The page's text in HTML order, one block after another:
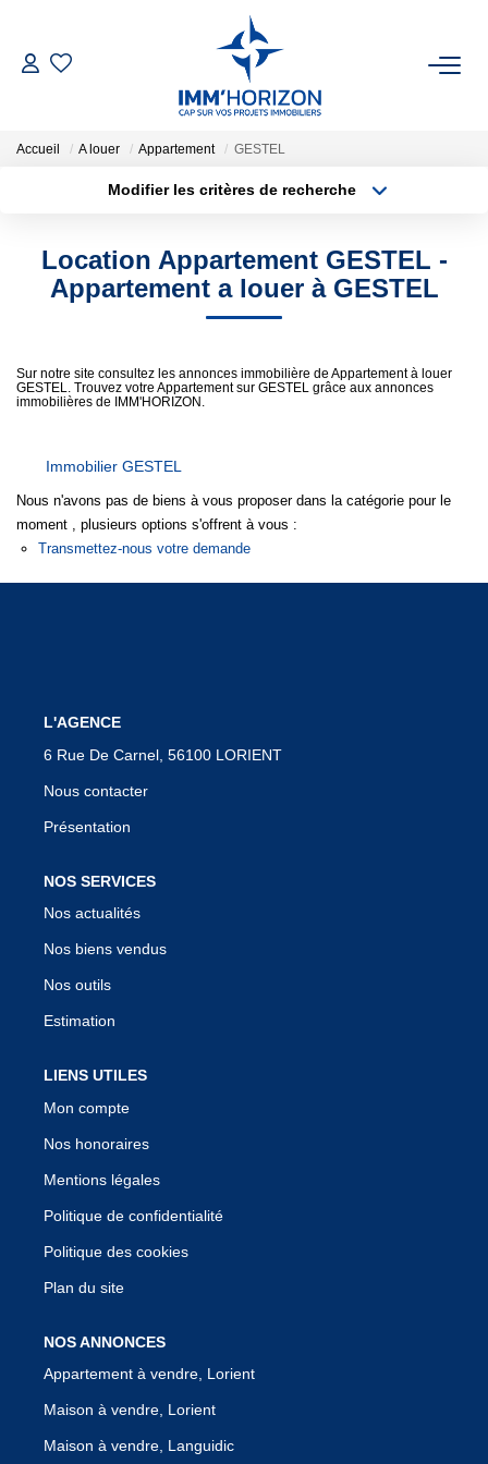
ACHETER
BIENS VENDUS
Notre Équipe
Nous Rejoindre
Nos Actualités
Accueil A louer Appartement GESTEL
Modifier les critères de recherche
Type de bien
Budget max Plus de critères
Location Appartement GESTEL -
Appartement a louer à GESTEL
Sur notre site consultez les annonces immobilière de Appartement à louer
GESTEL. Trouvez votre Appartement sur GESTEL grâce aux annonces
immobilières de IMM'HORIZON.
Immobilier GESTEL
Nous n'avons pas de biens à vous proposer dans la catégorie pour le
moment , plusieurs options s'offrent à vous :
Transmettez-nous votre demande
L'AGENCE
6 Rue De Carnel, 56100 LORIENT
Nous contacter
Présentation
NOS SERVICES
Nos actualités
Nos biens vendus
Nos outils
Estimation
LIENS UTILES
Mon compte
Nos honoraires
Mentions légales
Politique de confidentialité
Politique des cookies
Plan du site
NOS ANNONCES
Appartement à vendre, Lorient
Maison à vendre, Lorient
Maison à vendre, Languidic